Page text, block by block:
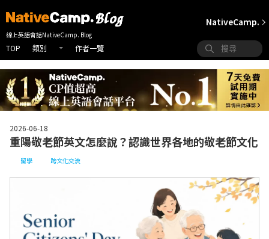
線上英語會話NativeCamp. Blog
TOP 類別 作者一覽
NativeCamp.
2026-06-18
重陽敬老節英文怎麼說？認識世界各地的敬老節文化
留學 跨文化交流